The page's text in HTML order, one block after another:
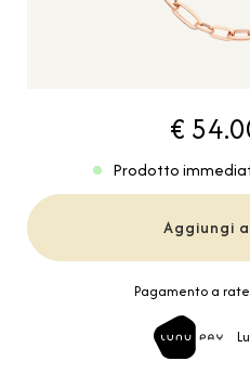
€
Prodotto
Aggiungi
Pagamento a